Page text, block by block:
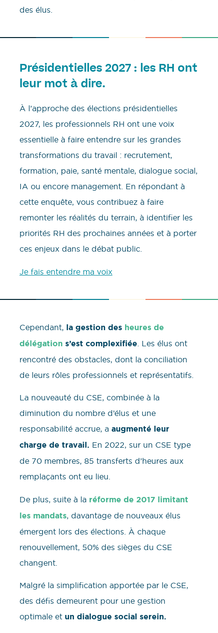
des élus.
Présidentielles 2027 : les RH ont
leur mot à dire.
À l’approche des élections présidentielles
2027, les professionnels RH ont une voix
essentielle à faire entendre sur les grandes
transformations du travail : recrutement,
formation, paie, santé mentale, dialogue social,
IA ou encore management. En répondant à
cette enquête, vous contribuez à faire
remonter les réalités du terrain, à identifier les
priorités RH des prochaines années et à porter
ces enjeux dans le débat public.
Je fais entendre ma voix
Cependant, la gestion des heures de
délégation s’est complexifiée . Les élus ont
rencontré des obstacles, dont la conciliation
de leurs rôles professionnels et représentatifs.
La nouveauté du CSE, combinée à la
diminution du nombre d’élus et une
responsabilité accrue, a augmenté leur
charge de travail. En 2022, sur un CSE type
de 70 membres, 85 transferts d’heures aux
remplaçants ont eu lieu.
De plus, suite à la réforme de 2017 limitant
les mandats, davantage de nouveaux élus
émergent lors des élections. À chaque
renouvellement, 50% des sièges du CSE
changent.
Malgré la simplification apportée par le CSE,
des défis demeurent pour une gestion
optimale et un dialogue social serein.